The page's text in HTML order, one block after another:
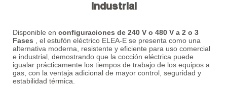
Industrial
Disponible en configuraciones de 240 V o 480 V a 2 o 3
Fases , el estufón eléctrico ELEA-E se presenta como una
alternativa moderna, resistente y eficiente para uso comercial
e industrial, demostrando que la cocción eléctrica puede
igualar prácticamente los tiempos de trabajo de los equipos a
gas, con la ventaja adicional de mayor control, seguridad y
estabilidad térmica.